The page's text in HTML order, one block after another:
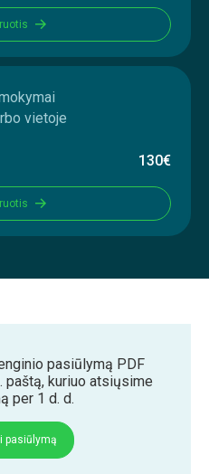
vietoje
130€
pasiūlymą PDF
paštą, kuriuo atsiųsime
per 1 d. d.
pasiūlymą